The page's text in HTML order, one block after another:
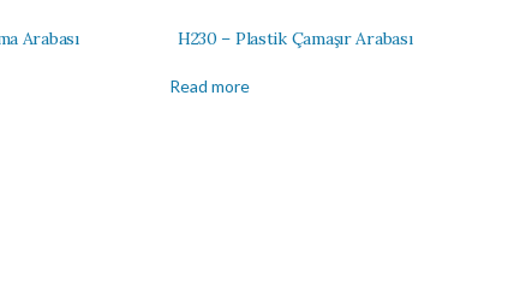
Arabası H230 – Plastik Çamaşır Arabası
Read more